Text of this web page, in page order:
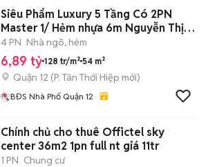
Siêu Phẩm Luxury 5 Tầng Có 2PN
Master 1/ Hẻm nhựa 6m Nguyễn Thị
Kiểu
4 PN Nhà ngõ, hẻm
6,89 tỷ 128 tr/m² 54 m²
Quận 12 (P. Tân Thới Hiệp mới)
BĐS Nhà Phố Quận 12
Chính chủ cho thuê Offictel sky
center 36m2 1pn full nt giá 11tr
1 PN Chung cư